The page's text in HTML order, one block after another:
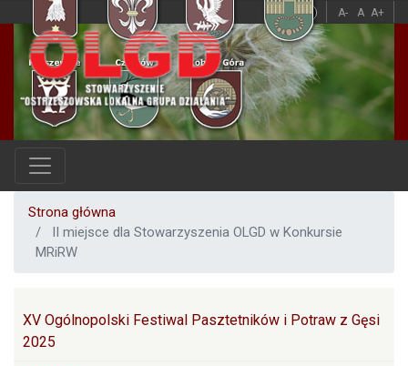
Przejdź
do
treści
A- A A+
A A
Strona główna
II miejsce dla Stowarzyszenia OLGD w Konkursie
MRiRW
Główna nawigacja
XV Ogólnopolski Festiwal Pasztetników i Potraw z Gęsi
2025